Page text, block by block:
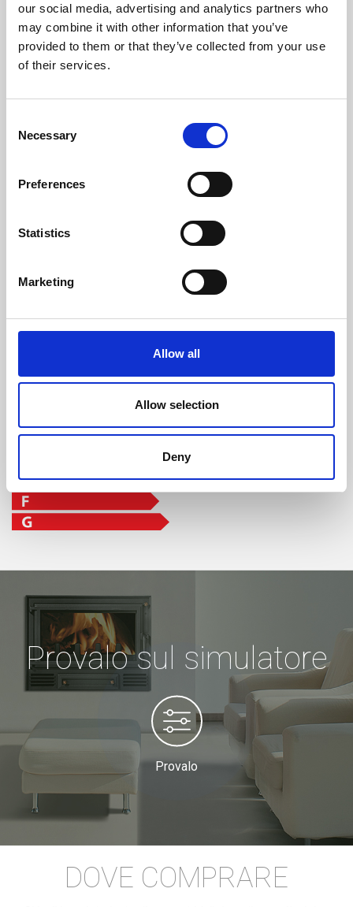
our social media, advertising and analytics partners who
may combine it with other information that you’ve
provided to them or that they’ve collected from your use
of their services.
Selection
Necessary
Preferences
Statistics
Marketing
Allow all
Allow selection
Deny
Peso (kg)
Diametro Del Camino (mm)
Necessaria Depressione Nel Camino (pa) 12
Livello Rumore Massimo (Db)
nominale
classe di efficienza
Provalo sul simulatore
Provalo
DOVE COMPRARE